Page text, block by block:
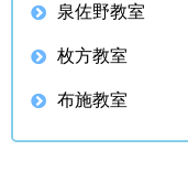
泉佐野教室
枚方教室
布施教室